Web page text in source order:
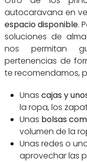
autocaravana en
espacio disponible.
soluciones de
nos permitan
pertenencias de
te recomendamos,
Unas cajas y
la ropa, los
Unas bolsas
volumen de la
Unas redes o
aprovechar las